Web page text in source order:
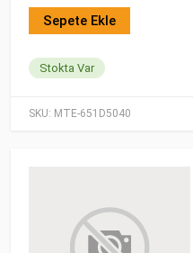
SKU: MTE-651D5040
Sepete Ekle
Stokta Var